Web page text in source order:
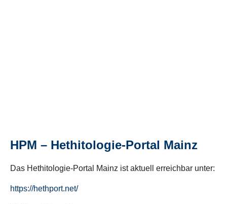
HPM – Hethitologie-Portal Mainz
Das Hethitologie-Portal Mainz ist aktuell erreichbar unter:
https://hethport.net/